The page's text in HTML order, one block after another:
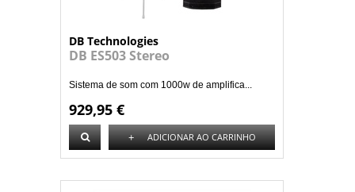
DB Technologies
DB ES503 Stereo
Sistema de som com 1000w de amplifica...
929,95 €
+ ADICIONAR AO CARRINHO